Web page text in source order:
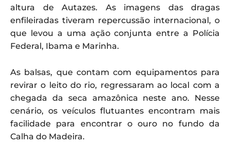
altura de Autazes. As imagens das dragas
enfileiradas tiveram repercussão internacional, o
que levou a uma ação conjunta entre a Polícia
Federal, Ibama e Marinha.
As balsas, que contam com equipamentos para
revirar o leito do rio, regressaram ao local com a
chegada da seca amazônica neste ano. Nesse
cenário, os veículos flutuantes encontram mais
facilidade para encontrar o ouro no fundo da
Calha do Madeira.